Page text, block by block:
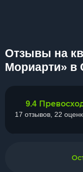
Отзывы на
Мориарти» в
9.4
17 отзывов, 22